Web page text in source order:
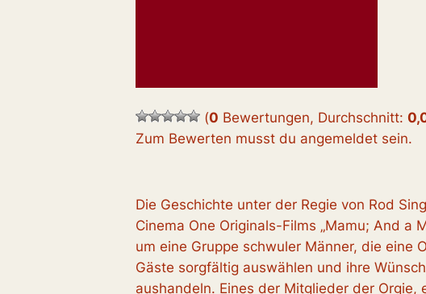
(0 Bewertungen, Durchschnitt:
Zum Bewerten musst du angemeldet sein.
Die Geschichte unter der Regie von Rod
Cinema One Originals-Films „Mamu; And a
um eine Gruppe schwuler Männer, die eine
Gäste sorgfältig auswählen und ihre
aushandeln. Eines der Mitglieder der Orgie,